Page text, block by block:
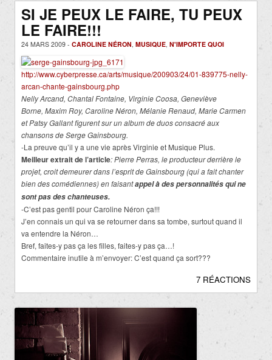
SI JE PEUX LE FAIRE, TU PEUX
LE FAIRE!!!
24 MARS 2009 - CAROLINE NÉRON, MUSIQUE, N'IMPORTE QUOI
http://www.cyberpresse.ca/arts/musique/200903/24/01-839775-nelly-
arcan-chante-gainsbourg.php
Nelly Arcand, Chantal Fontaine, Virginie Coosa, Geneviève
Borne, Maxim Roy, Caroline Néron, Mélanie Renaud, Marie Carmen
et Patsy Gallant figurent sur un album de duos consacré aux
chansons de Serge Gainsbourg.
-La preuve qu’il y a une vie après Virginie et Musique Plus.
Meilleur extrait de l’article: Pierre Perras, le producteur derrière le
projet, croit demeurer dans l’esprit de Gainsbourg (qui a fait chanter
bien des comédiennes) en faisantappel à des personnalités qui ne
sont pas des chanteuses.
-C’est pas gentil pour Caroline Néron ça!!!
J’en connais un qui va se retourner dans sa tombe, surtout quand il
va entendre la Néron…
Bref, faites-y pas ça les filles, faites-y pas ça…!
Commentaire inutile à m’envoyer: C’est quand ça sort???
7 RÉACTIONS